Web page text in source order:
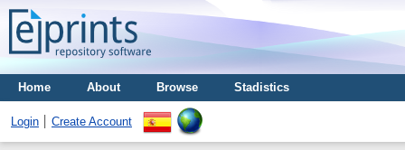
Home About Browse Stadistics
Login Create Account